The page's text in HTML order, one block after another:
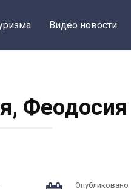
Видео новости
Феодосия
Опубликовано